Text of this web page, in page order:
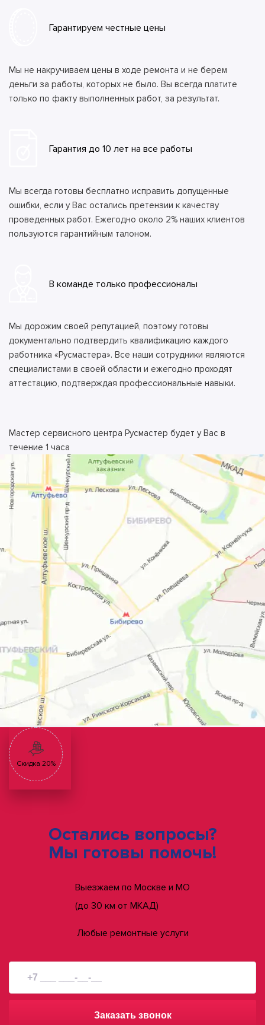
Гарантируем честные цены
Мы не накручиваем цены в ходе ремонта и не берем
деньги за работы, которых не было. Вы всегда платите
только по факту выполненных работ, за результат.
Гарантия до 10 лет на все работы
Мы всегда готовы бесплатно исправить допущенные
ошибки, если у Вас остались претензии к качеству
проведенных работ. Ежегодно около 2% наших клиентов
пользуются гарантийным талоном.
В команде только профессионалы
Мы дорожим своей репутацией, поэтому готовы
документально подтвердить квалификацию каждого
работника «Русмастера». Все наши сотрудники являются
специалистами в своей области и ежегодно проходят
аттестацию, подтверждая профессиональные навыки.
Мастер сервисного центра Русмастер будет у Вас в
течение 1 часа
Скидка 20%
Остались вопросы?
Мы готовы помочь!
Выезжаем по Москве и МО
(до 30 км от МКАД)
Любые ремонтные услуги
Заказать звонок